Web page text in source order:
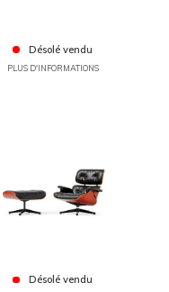
Désolé vendu
PLUS D'INFORMATIONS
Désolé vendu